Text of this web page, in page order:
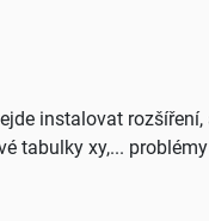
instalovat
tabulky xy,...